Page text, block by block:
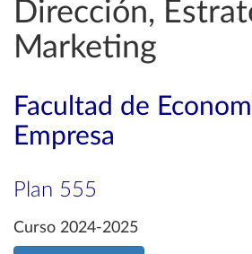
Dirección,
Marketing
Facultad de
Empresa
Plan 555
Curso 2024-2025